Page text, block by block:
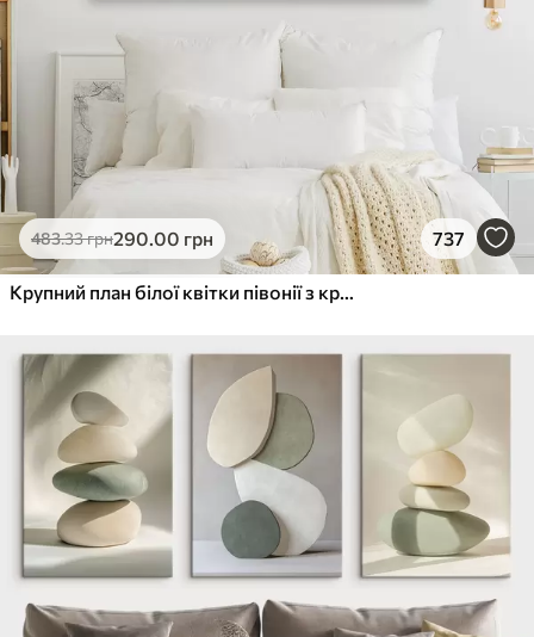
483.33грн290.00 грн 737
Крупний план білої квітки півонії з крапельками води на пелюстках на розмитому фоні